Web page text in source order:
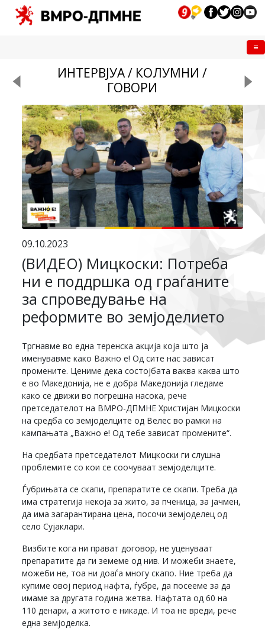
ИНТЕРВЈУА / КОЛУМНИ /
ГОВОРИ
09.10.2023
(ВИДЕО) Мицкоски: Потреба
ни е поддршка од граѓаните
за спроведување на
реформите во земјоделието
Тргнавме во една теренска акција која што ја
именувавме како Важно е! Од сите нас зависат
промените. Цениме дека состојбата ваква каква што
е во Македонија, не е добра Македонија гледаме
како се движи во погрешна насока, рече
претседателот на ВМРО-ДПМНЕ Христијан Мицкоски
на средба со земјоделците од Велес во рамки на
кампањата „Важно е! Од тебе зависат промените“.
На средбата претседателот Мицкоски ги слушна
проблемите со кои се соочуваат земјоделците.
Ѓубрињата се скапи, препаратите се скапи. Треба да
има стратегија некоја за жито, за пченица, за јачмен,
да има загарантирана цена, посочи земјоделец од
село Сујаклари.
Визбите кога ни прават договор, не уценуваат
препаратите да ги земеме од нив. И можеби знаете,
можеби не, тоа ни доаѓа многу скапо. Ние треба да
купиме овој период нафта, ѓубре, да посееме за да
имаме за другата година жетва. Нафтата од 60 на
110 денари, а житото е никаде. И тоа не вреди, рече
една земјоделка.